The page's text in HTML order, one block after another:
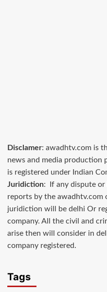
Disclamer: awadhtv.com is
news and media production
is registered under Indian
Juridiction: If any dispute or
reports by the awadhtv.com
juridiction will be delhi Or
company. All the civil and
arise then will consider in
company registered.
Tags